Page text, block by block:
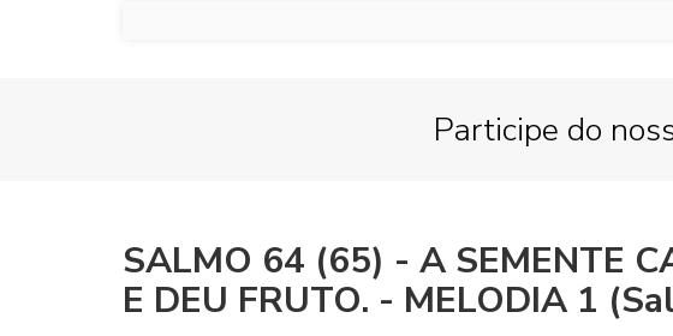
Participe do
SALMO 64 (65) - A SEMENTE
E DEU FRUTO. - MELODIA 1